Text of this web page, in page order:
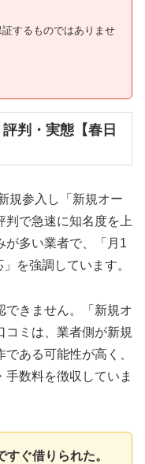
するものではありませ
判・実態【春日
規参入し「新規オー
判で急速に知名度を上
が多い業者で、「月1
を強調しています。
できません。「新規オ
コミは、業者側が新規
ある可能性が高く、
数料を徴収していま
すぐ借りられた。